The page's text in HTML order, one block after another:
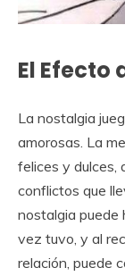
El Efecto
La nostalgia
amorosas. La
felices y dulces,
conflictos que
nostalgia puede
vez tuvo, y al
relación, puede